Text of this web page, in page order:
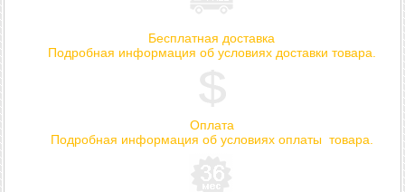
Бесплатная доставка
Подробная информация об условиях доставки товара.
Оплата
Подробная информация об условиях оплаты товара.